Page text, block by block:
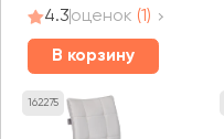
4.3оценок (1)
В корзину
162275